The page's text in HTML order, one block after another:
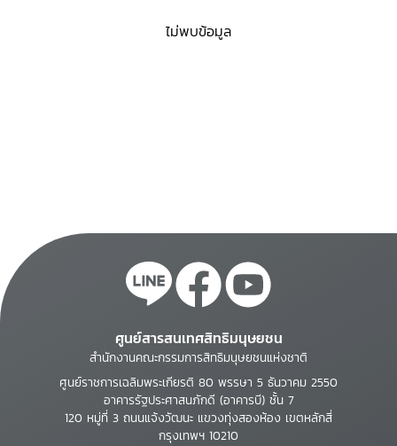
ไม่พบข้อมูล
ศูนย์สารสนเทศสิทธิมนุษยชน
สำนักงานคณะกรรมการสิทธิมนุษยชนแห่งชาติ
ศูนย์ราชการเฉลิมพระเกียรติ 80 พรรษา 5 ธันวาคม 2550
อาคารรัฐประศาสนภักดี (อาคารบี) ชั้น 7
120 หมู่ที่ 3 ถนนแจ้งวัฒนะ แขวงทุ่งสองห้อง เขตหลักสี่
กรุงเทพฯ 10210